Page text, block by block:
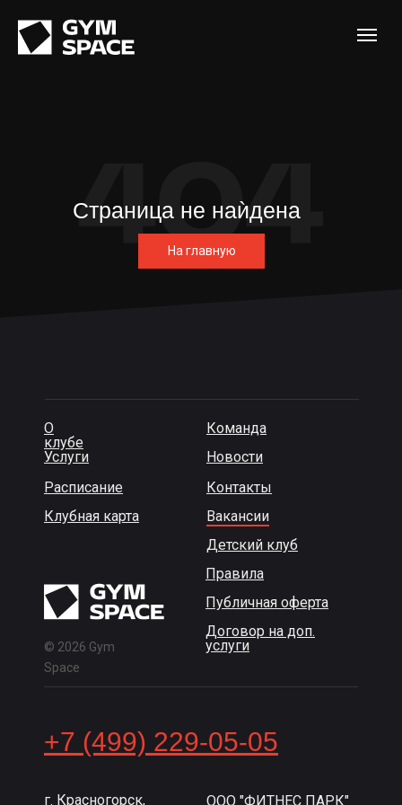
Страница не наѝдена
На главную
© 2026 Gym
Space
г. Красногорск,
+7 (499) 229-05-05
Правила
Договор на доп.
услуги
Публичная оферта
О
клубе
Услуги
Расписание
Клубная карта
Команда
Новости
Контакты
Вакансии
Детский клуб
ООО "ФИТНЕС ПАРК"